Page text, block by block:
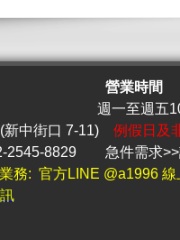
營業時間
週一至週
新中街口 7-11)
例假日及
2545-8829 急件需求
務: 官方LINE @a1996 線